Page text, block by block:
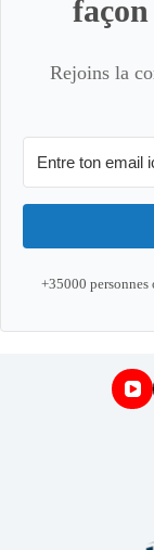
Rejoins la
+35000